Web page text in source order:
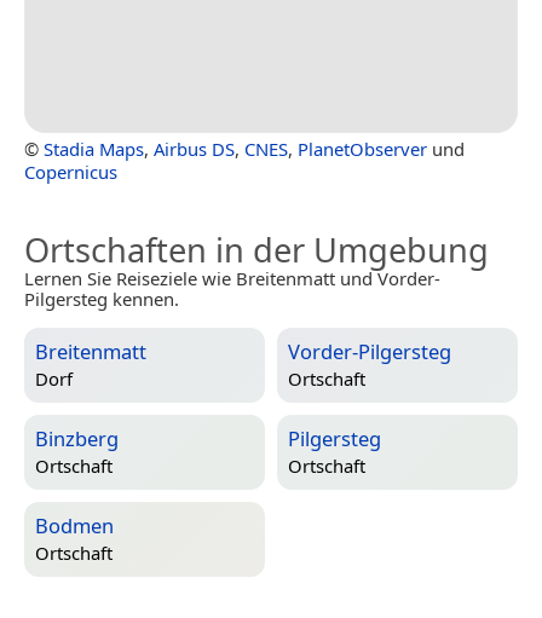
© Stadia Maps, Airbus DS, CNES, PlanetObserver und
Copernicus
Ortschaften in der Umgebung
Lernen Sie Reiseziele wie Breitenmatt und Vorder-
Pilgersteg kennen.
Breitenmatt
Dorf
Vorder-Pilgersteg
Ortschaft
Binzberg
Ortschaft
Pilgersteg
Ortschaft
Bodmen
Ortschaft